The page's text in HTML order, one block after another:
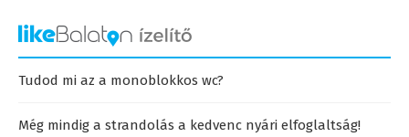
Tudod mi az a monoblokkos wc?
Még mindig a strandolás a kedvenc nyári elfoglaltság!